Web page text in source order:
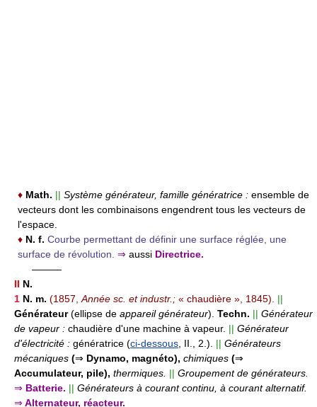
♦ Math. || Système générateur, famille génératrice : ensemble de
vecteurs dont les combinaisons engendrent tous les vecteurs de
l'espace.
♦ N. f. Courbe permettant de définir une surface réglée, une
surface de révolution. ⇒ aussi Directrice.
———
II N.
1 N. m. (1857,Année sc. et industr.; « chaudière », 1845). ||
Générateur (ellipse de appareil générateur). Techn. || Générateur
de vapeur : chaudière d'une machine à vapeur. || Générateur
d'électricité : génératrice (ci-dessous, II., 2.). || Générateurs
mécaniques (⇒ Dynamo, magnéto), chimiques (⇒
Accumulateur, pile), thermiques. || Groupement de générateurs.
⇒ Batterie. || Générateurs à courant continu, à courant alternatif.
⇒ Alternateur, réacteur.